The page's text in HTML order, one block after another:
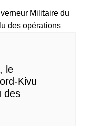
le
Kivu
des